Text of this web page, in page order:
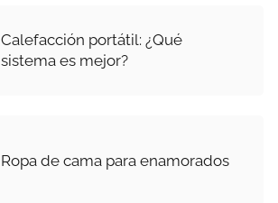
Calefacción portátil: ¿Qué
sistema es mejor?
Ropa de cama para enamorados